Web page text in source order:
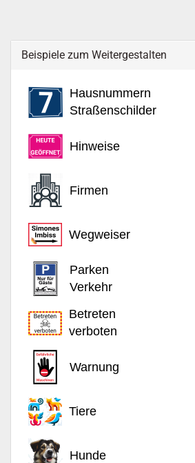
Beispiele zum Weitergestalten
Hausnummern
Straßenschilder
Hinweise
Firmen
Wegweiser
Parken
Verkehr
Betreten
verboten
Warnung
Tiere
Hunde